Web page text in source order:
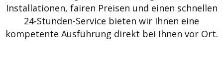
Installationen, fairen Preisen und einen schnellen
24-Stunden-Service bieten wir Ihnen eine
kompetente Ausführung direkt bei Ihnen vor Ort.